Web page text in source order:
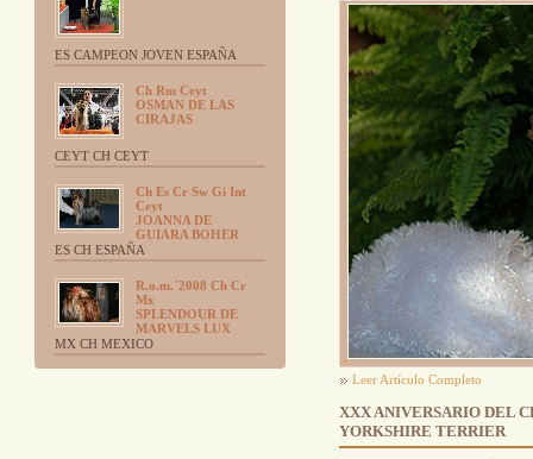
ES CAMPEON JOVEN ESPAÑA
Ch Rm Ceyt
OSMAN DE LAS
CIRAJAS
CEYT CH CEYT
Ch Es Cr Sw Gi Int
Ceyt
JOANNA DE
GUIARA BOHER
ES CH ESPAÑA
R.o.m.´2008 Ch Cr
Mx
SPLENDOUR DE
MARVELS LUX
MX CH MEXICO
Leer Artículo Completo
XXX ANIVERSARIO DEL
YORKSHIRE TERRIER